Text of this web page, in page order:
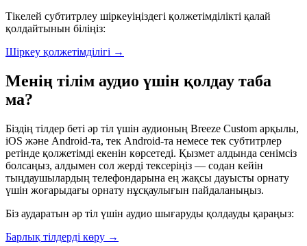
Тікелей субтитрлеу шіркеуіңіздегі қолжетімділікті қалай
қолдайтынын біліңіз:
Шіркеу қолжетімділігі →
Менің тілім аудио үшін қолдау таба
ма?
Біздің тілдер беті әр тіл үшін аудионың Breeze Custom арқылы,
iOS және Android-та, тек Android-та немесе тек субтитрлер
ретінде қолжетімді екенін көрсетеді. Қызмет алдында сенімсіз
болсаңыз, алдымен сол жерді тексеріңіз — содан кейін
тыңдаушылардың телефондарына ең жақсы дауысты орнату
үшін жоғарыдағы орнату нұсқаулығын пайдаланыңыз.
Біз аударатын әр тіл үшін аудио шығаруды қолдауды қараңыз:
Барлық тілдерді көру →